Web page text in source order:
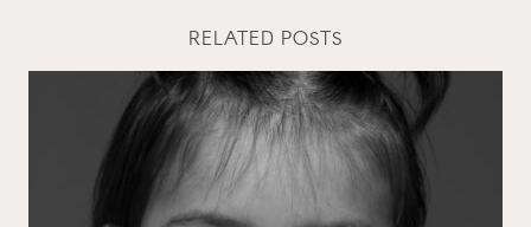
RELATED POSTS